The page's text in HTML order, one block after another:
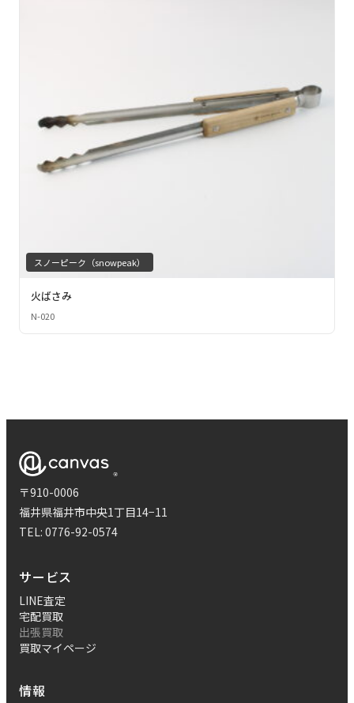
スノーピーク（snowpeak）
火ばさみ
N-020
〒910-0006
福井県福井市中央1丁目14−11
TEL: 0776-92-0574
サービス
LINE査定
宅配買取
出張買取
買取マイページ
情報